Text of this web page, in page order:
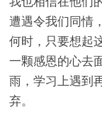
遭遇令我们同情
何时，只要想起
一颗感恩的心去
雨，学习上遇到
弃。